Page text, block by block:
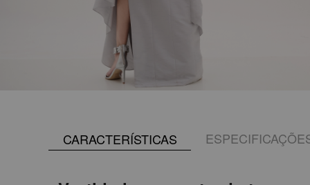
CARACTERÍSTICAS